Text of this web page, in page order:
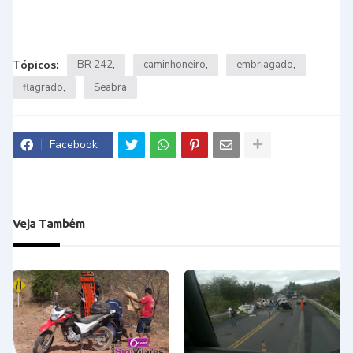
Tópicos: BR 242 caminhoneiro
embriagado
flagrado
Seabra
Facebook
Veja Também